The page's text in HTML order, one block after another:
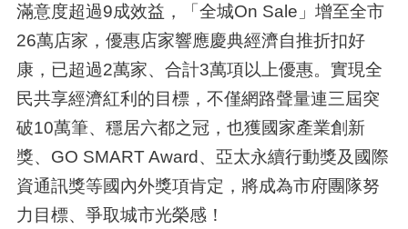
滿意度超過9成效益，「全城On Sale」增至全市
26萬店家，優惠店家響應慶典經濟自推折扣好
康，已超過2萬家、合計3萬項以上優惠。實現全
民共享經濟紅利的目標，不僅網路聲量連三屆突
破10萬筆、穩居六都之冠，也獲國家產業創新
獎、GO SMART Award、亞太永續行動獎及國際
資通訊獎等國內外獎項肯定，將成為市府團隊努
力目標、爭取城市光榮感！